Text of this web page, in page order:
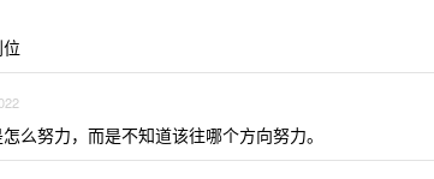
么努力，而是不知道该往哪个方向努力。